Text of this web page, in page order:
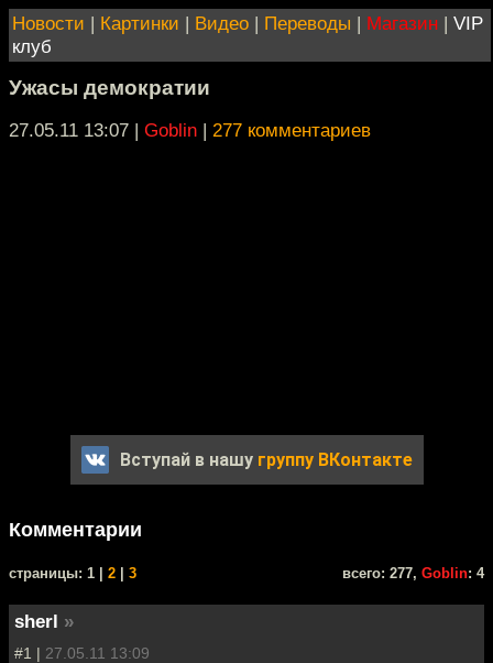
Новости | Картинки | Видео | Переводы | Магазин | VIP
клуб
Ужасы демократии
27.05.11 13:07 | Goblin | 277 комментариев
Вступай в нашу группу ВКонтакте
Комментарии
cтраницы: 1 | 2 3 всего: 277, Goblin: 4
sherl »
#1 | 27.05.11 13:09